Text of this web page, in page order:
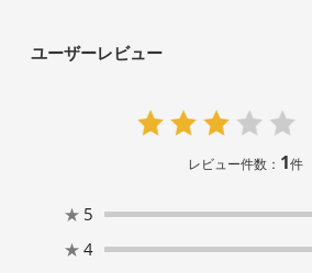
ユーザーレビュー
レビュー件数： 1件
★ 5
★ 4